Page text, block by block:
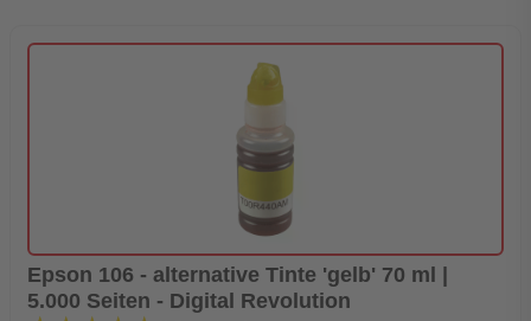
Epson 106 - alternative Tinte 'gelb' 70 ml |
5.000 Seiten - Digital Revolution